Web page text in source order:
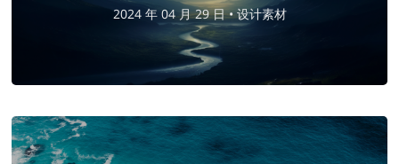
2024 年 04 月 29 日 •设计素材